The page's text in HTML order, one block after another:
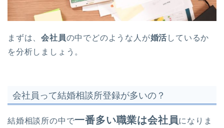
まずは、会社員の中でどのような人が婚活 しているか
を分析しましょう。
会社員って結婚相談所登録が多いの？
結婚相談所の中で一番多い職業は会社員になりま